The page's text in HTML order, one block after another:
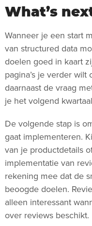
What’s
Wanneer je een start
van structured data
doelen goed in kaart
pagina’s je verder
daarnaast de vraag
je het volgend
De volgende stap is
gaat implementeren.
van je productdetails
implementatie van
rekening mee dat de
beoogde doelen.
alleen interessant
over reviews beschikt.